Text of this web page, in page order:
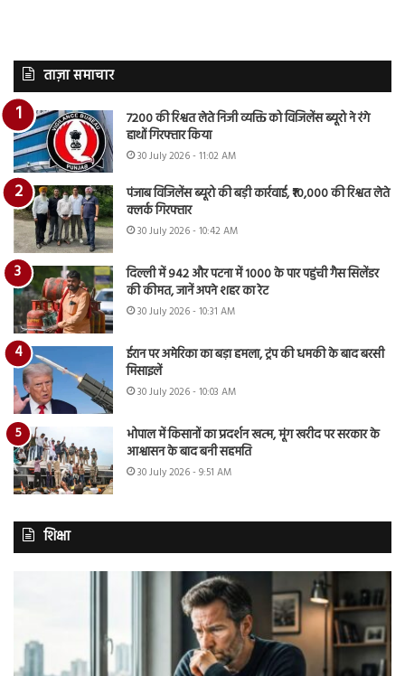
ताज़ा समाचार
7200 की रिश्वत लेते निजी व्यक्ति को विजिलेंस ब्यूरो ने रंगे
हाथों गिरफ्तार किया
30 July 2026 - 11:02 AM
पंजाब विजिलेंस ब्यूरो की बड़ी कार्रवाई, ₹10,000 की रिश्वत लेते
क्लर्क गिरफ्तार
30 July 2026 - 10:42 AM
दिल्ली में 942 और पटना में 1000 के पार पहुंची गैस सिलेंडर
की कीमत, जानें अपने शहर का रेट
30 July 2026 - 10:31 AM
ईरान पर अमेरिका का बड़ा हमला, ट्रंप की धमकी के बाद बरसी
मिसाइलें
30 July 2026 - 10:03 AM
भोपाल में किसानों का प्रदर्शन खत्म, मूंग खरीद पर सरकार के
आश्वासन के बाद बनी सहमति
30 July 2026 - 9:51 AM
शिक्षा